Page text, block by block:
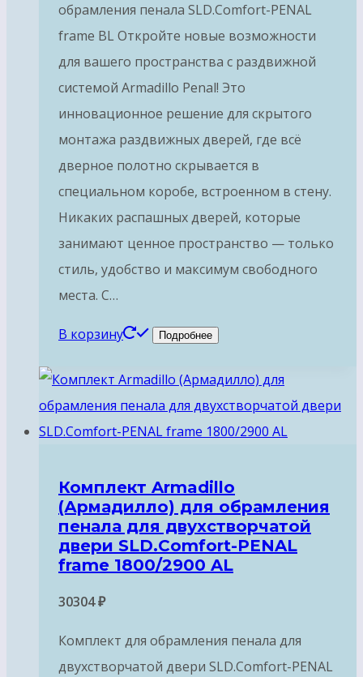
обрамления пенала SLD.Comfort-PENAL
frame BL Откройте новые возможности
для вашего пространства с раздвижной
системой Armadillo Penal! Это
инновационное решение для скрытого
монтажа раздвижных дверей, где всё
дверное полотно скрывается в
специальном коробе, встроенном в стену.
Никаких распашных дверей, которые
занимают ценное пространство — только
стиль, удобство и максимум свободного
места. С…
В корзину Подробнее
Комплект Armadillo
(Армадилло) для обрамления
пенала для двухстворчатой
двери SLD.Comfort-PENAL
frame 1800/2900 AL
30304₽
Комплект для обрамления пенала для
двухстворчатой двери SLD.Comfort-PENAL